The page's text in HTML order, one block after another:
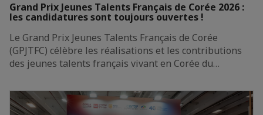
Grand Prix Jeunes Talents Français de Corée 2026 :
les candidatures sont toujours ouvertes !
Le Grand Prix Jeunes Talents Français de Corée
(GPJTFC) célèbre les réalisations et les contributions
des jeunes talents français vivant en Corée du…